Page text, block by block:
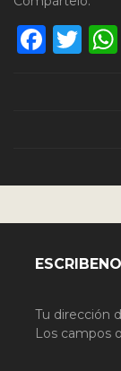
Tu dirección
Los campos